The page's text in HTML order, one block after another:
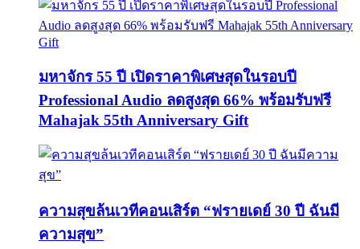
มหาจักร 55 ปี เปิดราคาพิเศษสุดในรอบปี
Professional Audio ลดสูงสุด 66% พร้อมรับฟรี
Mahajak 55th Anniversary Gift
ความสุขล้นเวทีคอนเสิร์ต “ฟรายเดย์ 30 ปี ฉันมี
ความสุข”